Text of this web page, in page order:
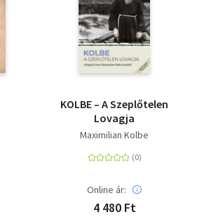
KOLBE – A Szeplőtelen
Lovagja
Maximilian Kolbe
Online ár:
4 480 Ft